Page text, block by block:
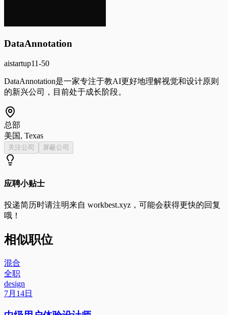
DataAnnotation
aistartup11-50
DataAnnotation是一家专注于教AI更好地理解视觉和设计原则
的新兴公司，目前处于成长阶段。
总部
美国, Texas
关注公司 屏蔽公司
应聘小贴士
投递简历时请注明来自 workbest.xyz ，可能会获得更快的回复
哦！
相似职位
混合
全职
design
7月14日